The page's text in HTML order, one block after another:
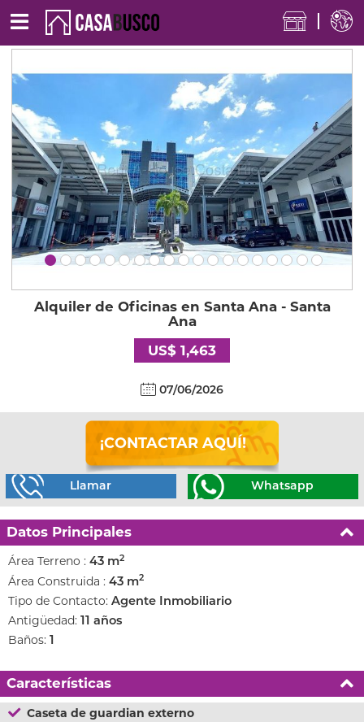
Alquiler de Oficinas en Santa Ana - Santa
Ana
US$ 1,463
07/06/2026
¡CONTACTAR AQUÍ!
Llamar Whatsapp
Datos Principales
Área Terreno : 43 m2
Área Construida : 43 m2
Tipo de Contacto: Agente Inmobiliario
Antigüedad: 11 años
Baños: 1
Características
Caseta de guardian externo